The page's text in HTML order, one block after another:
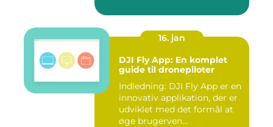
16. jan
DJI Fly App: En komplet
guide til dronepiloter
Indledning: DJI Fly App er en
innovativ applikation, der er
udviklet med det formål at
øge brugerven...